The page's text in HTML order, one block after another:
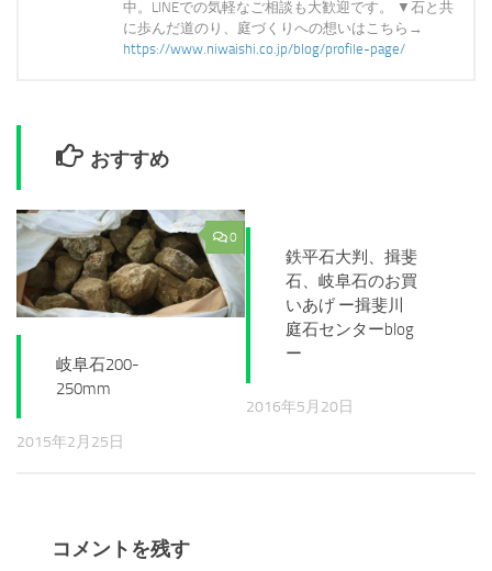
中。LINEでの気軽なご相談も大歓迎です。 ▼石と共
に歩んだ道のり、庭づくりへの想いはこちら→
https://www.niwaishi.co.jp/blog/profile-page/
おすすめ
0
岐阜石200-
250mm
2015年2月25日
鉄平石大判、揖斐
石、岐阜石のお買
いあげ ー揖斐川
庭石センターblog
ー
2016年5月20日
コメントを残す